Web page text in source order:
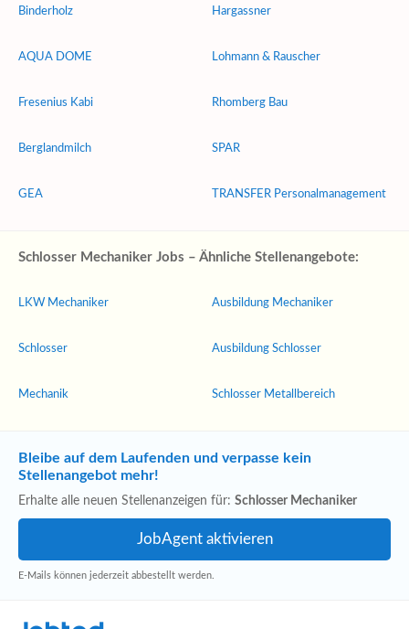
Binderholz
AQUA DOME
Fresenius Kabi
Berglandmilch
GEA
Hargassner
Lohmann & Rauscher
Rhomberg Bau
SPAR
TRANSFER Personalmanagement
Schlosser Mechaniker Jobs – Ähnliche Stellenangebote:
LKW Mechaniker
Schlosser
Mechanik
Ausbildung Mechaniker
Ausbildung Schlosser
Schlosser Metallbereich
Bleibe auf dem Laufenden und verpasse kein
Stellenangebot mehr!
Erhalte alle neuen Stellenanzeigen für: Schlosser Mechaniker
E-Mails können jederzeit abbestellt werden.